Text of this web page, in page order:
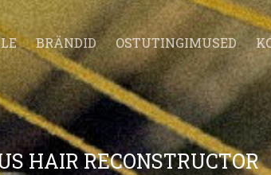
BRÄNDID OSTUTINGIMUSED
HAIR RECONSTRUCTOR